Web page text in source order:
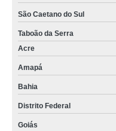
São Caetano do Sul
Taboão da Serra
Acre
Amapá
Bahia
Distrito Federal
Goiás